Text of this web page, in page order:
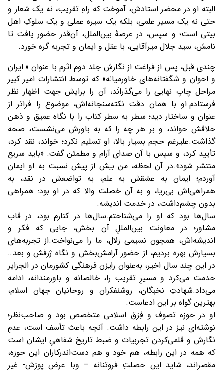
البته او در محضر استادش، آموخت که راهِ تقریب، نه یک شعار و
حتی نه یک مسیر علمی، بلکه یک سیره عملی و یک سلوکِ اهل
بیتی است؛ و سپس، در عرصهٔ بین‌الملل، آن‌قدر حضور یافت تا
نامش، سید جلال میرآقایی، با عقل و ایمان و تجربه گره خورد.
چندی قبل، پس از فراغت از نگارش جلد دوم اثرم با عنوان « ایران
و اخوان و شگفتانه‌های خاورمیانه» که توسط انتشارات امیر کبیر
مراحل چاپ نهایی را می‌گذرانَد، آن را برایش جهت اظهار نظر
فرستادم.او با همان دقت نکته‌سنجانه‌اش، موضوع را فراتر از
عنوان و ساختار دید؛ سطر به سطر کتاب را با نگاه عمیق و ذهن
خلاقش خواند، و بر هر چه را که به باورش می‌نشست، صحه
گذاشت.علیرغم حجم بسیار بالا، او تسلیم نکرد؛ خواند، نقد کرد،
تأیید کرد، و سپس با آن صدای آرام و مطمئن گفت: «باید سریع
منتشر شود».در آن لحظه، من بیش از پیش نسبت به او ایمان
آوردم؛ ایمان به عشقش به علم، به تواضعش در نقد، به
همراهی‌اش بی‌ریا، و به آن خصلت والا که در او بود: همراهی
بدون چشم‌داشت، در خدمت اندیشه.
سال‌ها بود که او را می‌شناختم.سال‌ها در کنارم بود، در قاب
مشاور؛ در معاونت بین‌المللِ آن‌ بخش، جایی که فکر و
اندیشه‌اش، همچون نسیمی زلال، ما را می‌نواخت.از تجربه‌های
بسیارش بهره بردیم، از حضور آرامش‌بخش و نگاه ژرفش.و بعد…
در این چند سال اخیر، به‌عنوان رایزن فرهنگی کشورمان در الجزایر
خدمت می‌کرد و مسیرِ تقریب را، خالصانه و باورمندانه، ادامه
می‌داد.شهادتِ نخبگان، روشنفکران و روحانیان جهان اسلام،
بهترین گواه بر این ادعاست.
او در حوزه تصوف و فِرَق اسلامی متخصص بود و صاحب‌نظر؛
نوشته‌ای نیز در این رابطه داشت. آنچه باعث تأسف است، عدمِ
نگارش و قلمی‌کردن تجربیات و ضبط تاریخ شفاهیِ ایشان است
که همه در این رابطه، هم خود و هم دست‌اندرکاران این حوزه،
مقصراند، شاید این خصلتِ فروتنانه – وبا عرض پوزش- غير